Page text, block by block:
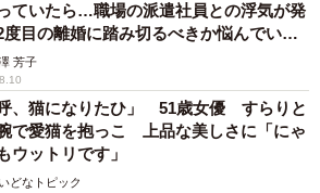
ていたら…職場の派遣社員との浮気が発
目の離婚に踏み切るべきか悩んでいま
婦関係修復カウンセラーが解説】
芳子
呼、猫になりたひ」 51歳女優 すらりと
で愛猫を抱っこ 上品な美しさに「にゃ
ウットリです」
どなトピック